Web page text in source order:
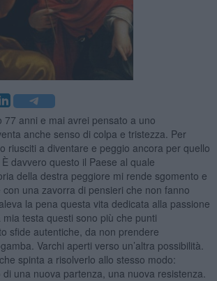
77 anni e mai avrei pensato a uno
anche senso di colpa e tristezza. Per
riusciti a diventare e peggio ancora per quello
davvero questo il Paese al quale
della destra peggiore mi rende sgomento e
una zavorra di pensieri che non fanno
la pena questa vita dedicata alla passione
testa questi sono più che punti
sfide autentiche, da non prendere
Varchi aperti verso un’altra possibilità.
spinta a risolverlo allo stesso modo:
una nuova partenza, una nuova resistenza.